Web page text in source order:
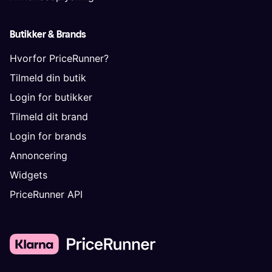
Butikker & Brands
Hvorfor PriceRunner?
Tilmeld din butik
Login for butikker
Tilmeld dit brand
Login for brands
Annoncering
Widgets
PriceRunner API